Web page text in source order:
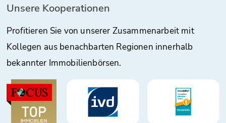
Unsere Kooperationen
Profitieren Sie von unserer Zusammenarbeit mit
Kollegen aus benachbarten Regionen innerhalb
bekannter Immobilienbörsen.